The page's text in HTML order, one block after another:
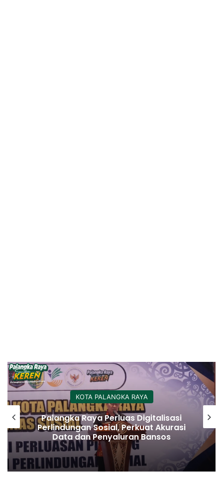
KOTA PALANGKA RAYA
Palangka Raya Perluas Digitalisasi
Perlindungan Sosial, Perkuat Akurasi
Data dan Penyaluran Bansos